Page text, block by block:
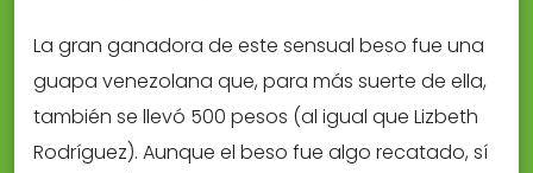
La gran ganadora de este sensual beso fue una
guapa venezolana que, para más suerte de ella,
también se llevó 500 pesos (al igual que Lizbeth
Rodríguez). Aunque el beso fue algo recatado, sí